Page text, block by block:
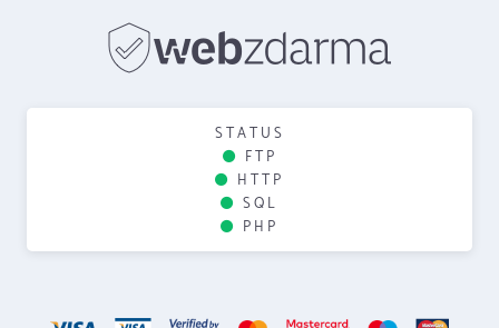
STATUS
FTP
HTTP
SQL
PHP